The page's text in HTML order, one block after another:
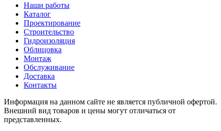
Наши работы
Каталог
Проектирование
Строительство
Гидроизоляция
Облицовка
Монтаж
Обслуживание
Доставка
Контакты
Информация на данном сайте не является публичной офертой.
Внешний вид товаров и цены могут отличаться от
представленных.